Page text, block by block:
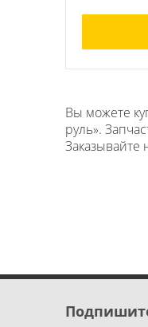
Вы можете
руль».
Заказывайте